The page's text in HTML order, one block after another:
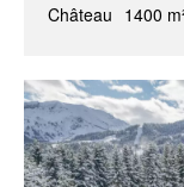
Château 1400